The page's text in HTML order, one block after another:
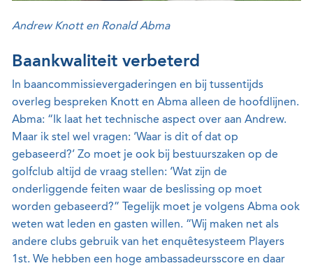
Andrew Knott en Ronald Abma
Baankwaliteit verbeterd
In baancommissievergaderingen en bij tussentijds
overleg bespreken Knott en Abma alleen de hoofdlijnen.
Abma: “Ik laat het technische aspect over aan Andrew.
Maar ik stel wel vragen: ‘Waar is dit of dat op
gebaseerd?’ Zo moet je ook bij bestuurszaken op de
golfclub altijd de vraag stellen: ‘Wat zijn de
onderliggende feiten waar de beslissing op moet
worden gebaseerd?” Tegelijk moet je volgens Abma ook
weten wat leden en gasten willen. “Wij maken net als
andere clubs gebruik van het enquêtesysteem Players
1st. We hebben een hoge ambassadeursscore en daar